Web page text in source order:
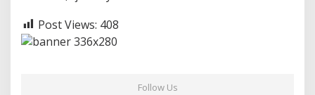
Post Views: 408
Follow Us